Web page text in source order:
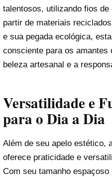
talentosos, utilizando fios
partir de materiais
e sua pegada ecológica,
consciente para os amantes
beleza artesanal e a
Versatilidade e
para o Dia a Dia
Além de seu apelo estético,
oferece praticidade e
Com seu tamanho